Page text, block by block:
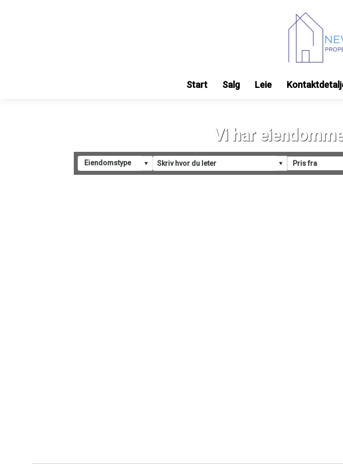
Start Salg Leie
Vi har